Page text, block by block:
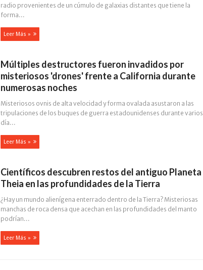
radio provenientes de un cúmulo de galaxias distantes que tiene la
forma...
Leer Más »
Múltiples destructores fueron invadidos por
misteriosos 'drones' frente a California durante
numerosas noches
Misteriosos ovnis de alta velocidad y forma ovalada asustaron a las
tripulaciones de los buques de guerra estadounidenses durante varios
día...
Leer Más »
Científicos descubren restos del antiguo Planeta
Theia en las profundidades de la Tierra
¿Hay un mundo alienígena enterrado dentro de la Tierra? Misteriosas
manchas de roca densa que acechan en las profundidades del manto
podrían...
Leer Más »